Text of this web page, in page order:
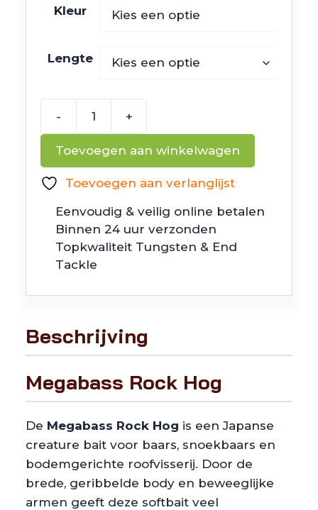
Kleur
Lengte
-
Hog
+
Toevoegen aan winkelwagen
Toevoegen aan verlanglijst
Eenvoudig & veilig online betalen
Binnen 24 uur verzonden
Topkwaliteit Tungsten & End
Tackle
Beschrijving
Megabass Rock Hog
De Megabass Rock Hog is een Japanse
creature bait voor baars, snoekbaars en
bodemgerichte roofvisserij. Door de
brede, geribbelde body en beweeglijke
armen geeft deze softbait veel